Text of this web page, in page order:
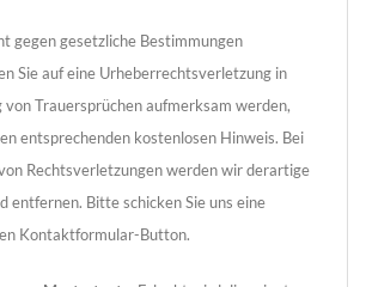
gegen gesetzliche Bestimmungen
Sie auf eine Urheberrechtsverletzung in
von Trauersprüchen aufmerksam werden,
entsprechenden kostenlosen Hinweis. Bei
Rechtsverletzungen werden wir derartige
entfernen. Bitte schicken Sie uns eine
Kontaktformular-Button.